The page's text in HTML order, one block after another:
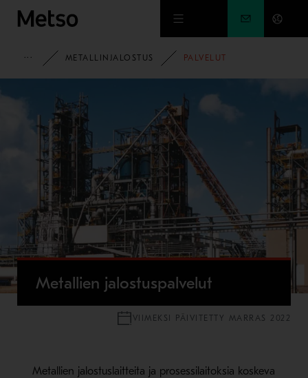
Siirry pääsisältöön
METSO
METALLINJALOSTUS PALVELUT
Metallien jalostuspalvelut
VIIMEKSI PÄIVITETTY MARRAS 2022
Metallien jalostuslaitteita ja prosessilaitoksia koskeva